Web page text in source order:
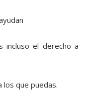
incluso el derecho a
los que puedas.